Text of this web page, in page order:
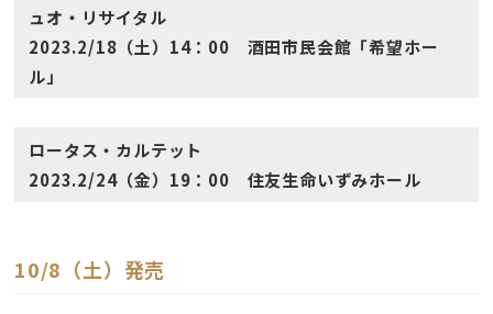
ュオ・リサイタル
2023.2/18（土）14：00 酒田市民会館「希望ホー
ル」
ロータス・カルテット
2023.2/24（金）19：00 住友生命いずみホール
10/8（土）発売